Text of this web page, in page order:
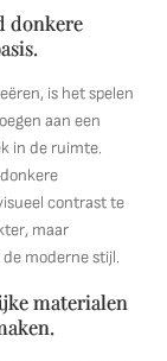
donkere
is het spelen
aan een
in de ruimte.
contrast te
maar
moderne stijl.
materialen